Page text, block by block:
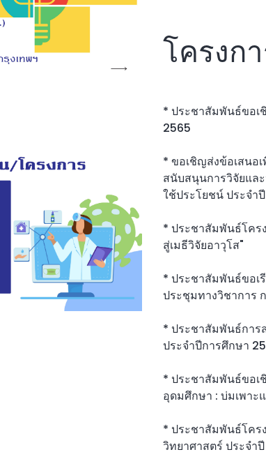
โครงก
* ประชาสัมพันธ์ขอเ
2565
* ขอเชิญส่งข้อเสนอ
สนับสนุนการวิจัยแล
ใช้ประโยชน์ ประจำ
* ประชาสัมพันธ์โคร
สู่เมธีวิจัยอาวุโส"
* ประชาสัมพันธ์ขอเ
ประชุมทางวิชาการ
* ประชาสัมพันธ์การ
ประจำปีการศึกษา
* ประชาสัมพันธ์ขอเ
อุดมศึกษา : บ่มเพาะ
* ประชาสัมพันธ์โคร
วิทยาศาสตร์ ประจำ